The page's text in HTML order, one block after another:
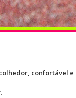
confortável